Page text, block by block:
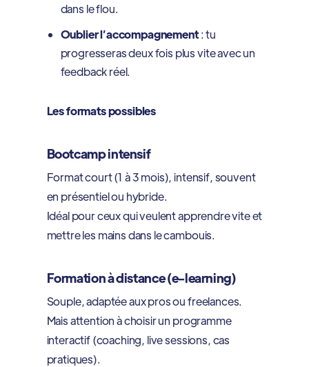
dans le flou.
Oublier l’accompagnement: tu
progresseras deux fois plus vite avec un
feedback réel.
Les formats possibles
Bootcamp intensif
Format court (1 à 3 mois), intensif, souvent
en présentiel ou hybride.
Idéal pour ceux qui veulent apprendre vite et
mettre les mains dans le cambouis.
Formation à distance (e-learning)
Souple, adaptée aux pros ou freelances.
Mais attention à choisir un programme
interactif (coaching, live sessions, cas
pratiques).